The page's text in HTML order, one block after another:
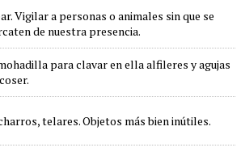
Vigilar a personas o animales sin que se
de nuestra presencia.
para clavar en ella alfileres y agujas
telares. Objetos más bien inútiles.